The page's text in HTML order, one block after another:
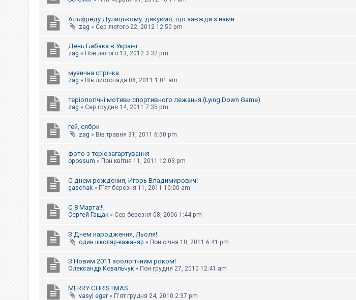
Альфреду Дулицькому: дякуємо, що завжди з нами
zag » Сер лютого 22, 2012 12:50 pm
День Бабака в Україні
zag » Пон лютого 13, 2012 3:32 pm
музична стрічка....
zag » Вів листопада 08, 2011 1:01 am
теріологічні мотиви спортивного лежання (Lying Down Game)
zag » Сер грудня 14, 2011 7:35 pm
гей, сябри
zag » Вів травня 31, 2011 6:50 pm
фото з теріозагартування
opossum » Пон квітня 11, 2011 12:03 pm
С днем рождения, Игорь Владимирович!
gaschak » П'ят березня 11, 2011 10:00 am
С 8 Марта!!!
Сергей Гащак » Сер березня 08, 2006 1:44 pm
З Днем народження, Льоля!
один школяр-кажаняр » Пон січня 10, 2011 6:41 pm
З Новим 2011 зоологічним роком!
Олександр Ковальчук » Пон грудня 27, 2010 12:41 am
MERRY CHRISTMAS
vasyl eger » П'ят грудня 24, 2010 2:37 pm